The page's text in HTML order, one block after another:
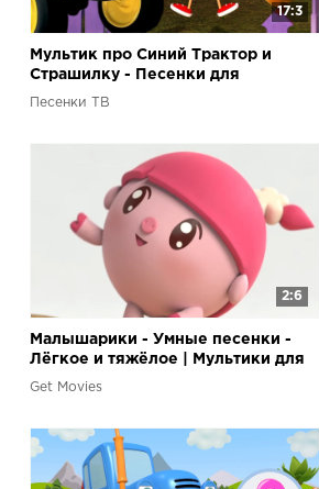
17:3
Мультик про Синий Трактор и
Страшилку - Песенки для
малышей
Песенки ТВ
2:6
Малышарики - Умные песенки -
Лёгкое и тяжёлое | Мультики для
самых маленьких
Get Movies